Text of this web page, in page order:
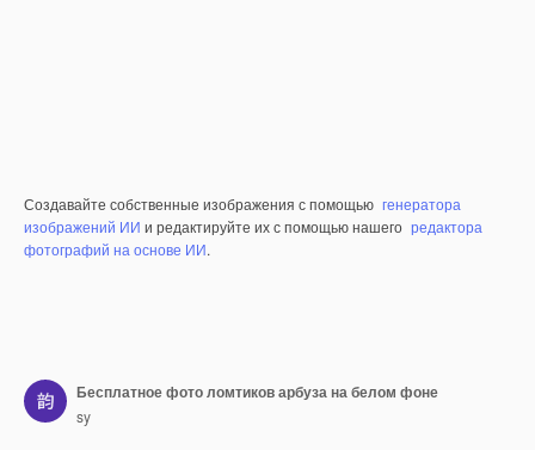
Создавайте собственные изображения с помощью генератора
изображений ИИ и редактируйте их с помощью нашего редактора
фотографий на основе ИИ.
Бесплатное фото ломтиков арбуза на белом фоне
sy